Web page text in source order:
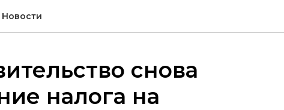
Новости
снова
налога на